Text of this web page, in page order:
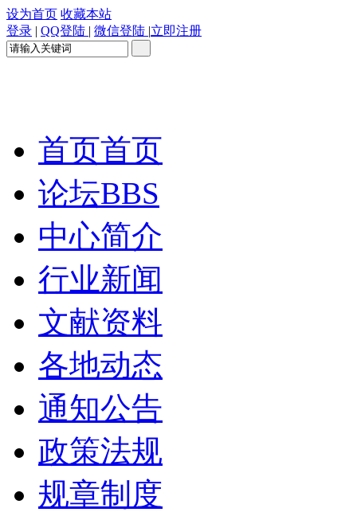
设为首页 收藏本站
登录 | QQ登陆 | 微信登陆 |立即注册
首页首页
论坛BBS
中心简介
行业新闻
文献资料
各地动态
通知公告
政策法规
规章制度